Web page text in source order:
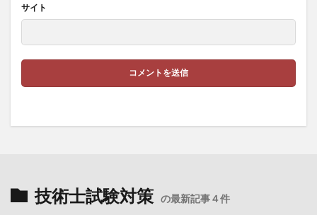
サイト
技術士試験対策 の最新記事４件